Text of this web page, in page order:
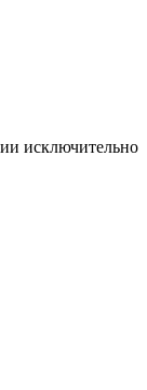
исключительно